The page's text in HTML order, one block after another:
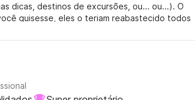
dicas, destinos de excursões, ou... ou...). O
quisesse, eles o teriam reabastecido todos
13 dias. Perfeito para passeios de um dia e
perfeito para nos divertir. Posso recomendar o
botas sofisticada, se você quiser, terá que
férias maravilhosas com um barco legal...